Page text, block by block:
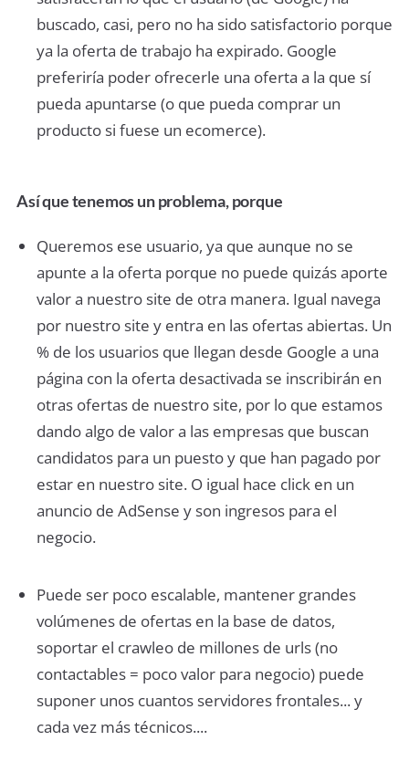
buscado, casi, pero no ha sido satisfactorio porque
ya la oferta de trabajo ha expirado. Google
preferiría poder ofrecerle una oferta a la que sí
pueda apuntarse (o que pueda comprar un
producto si fuese un ecomerce).
Así que tenemos un problema, porque
Queremos ese usuario, ya que aunque no se
apunte a la oferta porque no puede quizás aporte
valor a nuestro site de otra manera. Igual navega
por nuestro site y entra en las ofertas abiertas. Un
% de los usuarios que llegan desde Google a una
página con la oferta desactivada se inscribirán en
otras ofertas de nuestro site, por lo que estamos
dando algo de valor a las empresas que buscan
candidatos para un puesto y que han pagado por
estar en nuestro site. O igual hace click en un
anuncio de AdSense y son ingresos para el
negocio.
Puede ser poco escalable, mantener grandes
volúmenes de ofertas en la base de datos,
soportar el crawleo de millones de urls (no
contactables = poco valor para negocio) puede
suponer unos cuantos servidores frontales... y
cada vez más técnicos....